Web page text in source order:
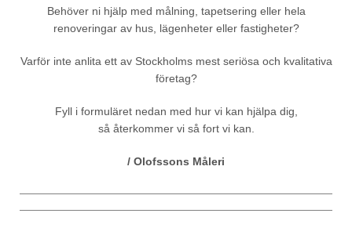
Behöver ni hjälp med målning, tapetsering eller hela
renoveringar av hus, lägenheter eller fastigheter?
Varför inte anlita ett av Stockholms mest seriösa och kvalitativa
företag?
Fyll i formuläret nedan med hur vi kan hjälpa dig,
så återkommer vi så fort vi kan.
/ Olofssons Måleri